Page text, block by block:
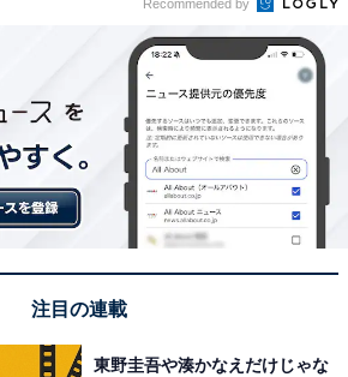
城温泉ホテル」は濃厚なにごり
Recommended by
注目の連載
東野圭吾や湊かなえだけじゃな